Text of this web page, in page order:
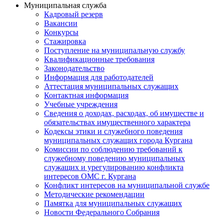
Муниципальная служба
Кадровый резерв
Вакансии
Конкурсы
Стажировка
Поступление на муниципальную службу
Квалификационные требования
Законодательство
Информация для работодателей
Аттестация муниципальных служащих
Контактная информация
Учебные учреждения
Сведения о доходах, расходах, об имуществе и
обязательствах имущественного характера
Кодексы этики и служебного поведения
муниципальных служащих города Кургана
Комиссии по соблюдению требований к
служебному поведению муниципальных
служащих и урегулированию конфликта
интересов ОМС г. Кургана
Конфликт интересов на муниципальной службе
Методические рекомендации
Памятка для муниципальных служащих
Новости Федерального Cобрания